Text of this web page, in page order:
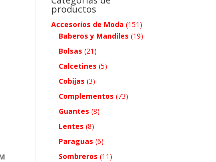
productos
Accesorios de Moda (151)
Baberos y Mandiles (19)
Bolsas (21)
Calcetines (5)
Cobijas (3)
Complementos (73)
Guantes (8)
Lentes (8)
Paraguas (6)
Sombreros (11)